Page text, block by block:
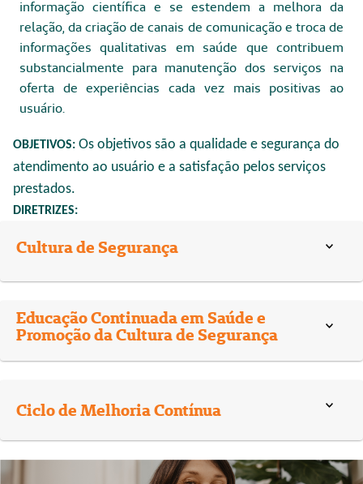
informação científica e se estendem a melhora da
relação, da criação de canais de comunicação e troca de
informações qualitativas em saúde que contribuem
substancialmente para manutenção dos serviços na
oferta de experiências cada vez mais positivas ao
usuário.
OBJETIVOS: Os objetivos são a qualidade e segurança do
atendimento ao usuário e a satisfação pelos serviços
prestados.
DIRETRIZES:
Cultura de Segurança
Educação Continuada em Saúde e
Promoção da Cultura de Segurança
Ciclo de Melhoria Contínua